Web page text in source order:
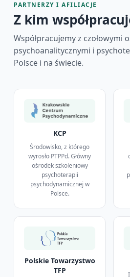
PARTNERZY I AFILIACJE
Z kim
Współpracujemy z czołowymi
psychoanalitycznymi i
Polsce i na świecie.
KCP
Środowisko, z którego
wyrosło PTPPd. Główny
ośrodek szkoleniowy
psychoterapii
psychodynamicznej w
Polsce.
Polskie Towarzystwo
TFP